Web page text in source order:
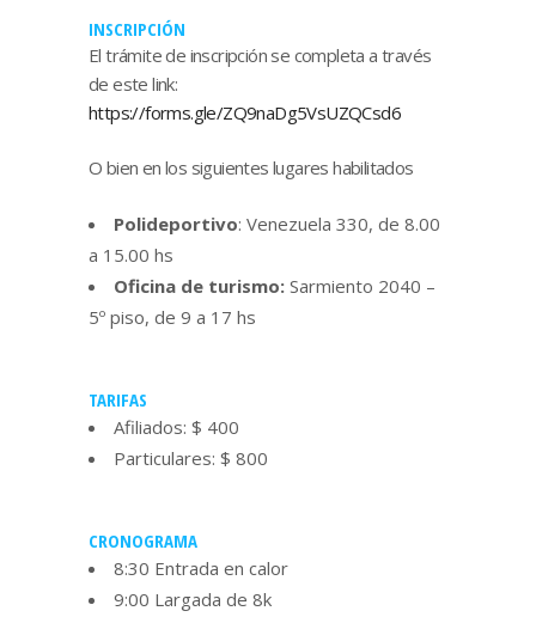
INSCRIPCIÓN
El trámite de inscripción se completa a través
de este link:
https://forms.gle/ZQ9naDg5VsUZQCsd6
O bien en los siguientes lugares habilitados
Polideportivo: Venezuela 330, de 8.00
a 15.00 hs
Oficina de turismo: Sarmiento 2040 –
5º piso, de 9 a 17 hs
TARIFAS
Afiliados: $ 400
Particulares: $ 800
CRONOGRAMA
8:30 Entrada en calor
9:00 Largada de 8k